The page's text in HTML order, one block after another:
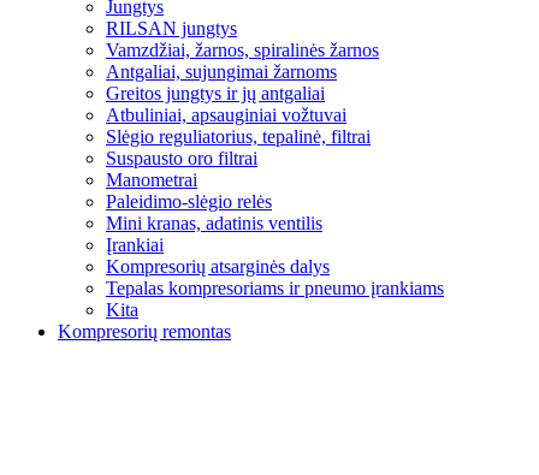
Jungtys
RILSAN jungtys
Vamzdžiai, žarnos, spiralinės žarnos
Antgaliai, sujungimai žarnoms
Greitos jungtys ir jų antgaliai
Atbuliniai, apsauginiai vožtuvai
Slėgio reguliatorius, tepalinė, filtrai
Suspausto oro filtrai
Manometrai
Paleidimo-slėgio relės
Mini kranas, adatinis ventilis
Įrankiai
Kompresorių atsarginės dalys
Tepalas kompresoriams ir pneumo įrankiams
Kita
Kompresorių remontas